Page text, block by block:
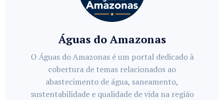
Águas do Amazonas
O Águas do Amazonas é um portal dedicado à
cobertura de temas relacionados ao
abastecimento de água, saneamento,
sustentabilidade e qualidade de vida na região